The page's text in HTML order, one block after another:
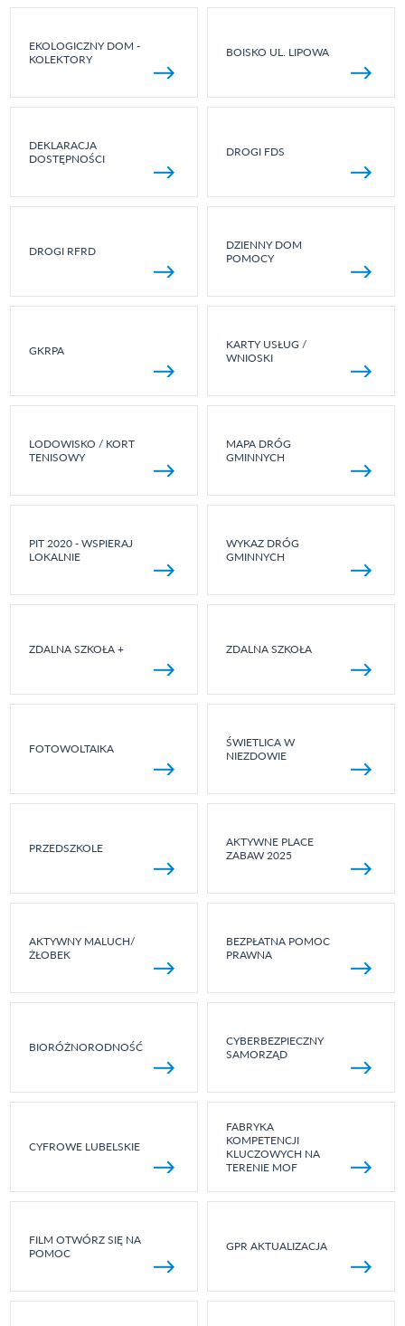
EKOLOGICZNY DOM -
KOLEKTORY
BOISKO UL. LIPOWA
DEKLARACJA
DOSTĘPNOŚCI
DROGI FDS
DROGI RFRD
DZIENNY DOM
POMOCY
GKRPA
KARTY USŁUG /
WNIOSKI
LODOWISKO / KORT
TENISOWY
MAPA DRÓG
GMINNYCH
PIT 2020 - WSPIERAJ
LOKALNIE
WYKAZ DRÓG
GMINNYCH
ZDALNA SZKOŁA + ZDALNA SZKOŁA
FOTOWOLTAIKA
ŚWIETLICA W
NIEZDOWIE
PRZEDSZKOLE
AKTYWNE PLACE
ZABAW 2025
AKTYWNY MALUCH/
ŻŁOBEK
BEZPŁATNA POMOC
PRAWNA
BIORÓŻNORODNOŚĆ
CYBERBEZPIECZNY
SAMORZĄD
CYFROWE LUBELSKIE
FABRYKA
KOMPETENCJI
KLUCZOWYCH NA
TERENIE MOF
FILM OTWÓRZ SIĘ NA
POMOC
GPR AKTUALIZACJA